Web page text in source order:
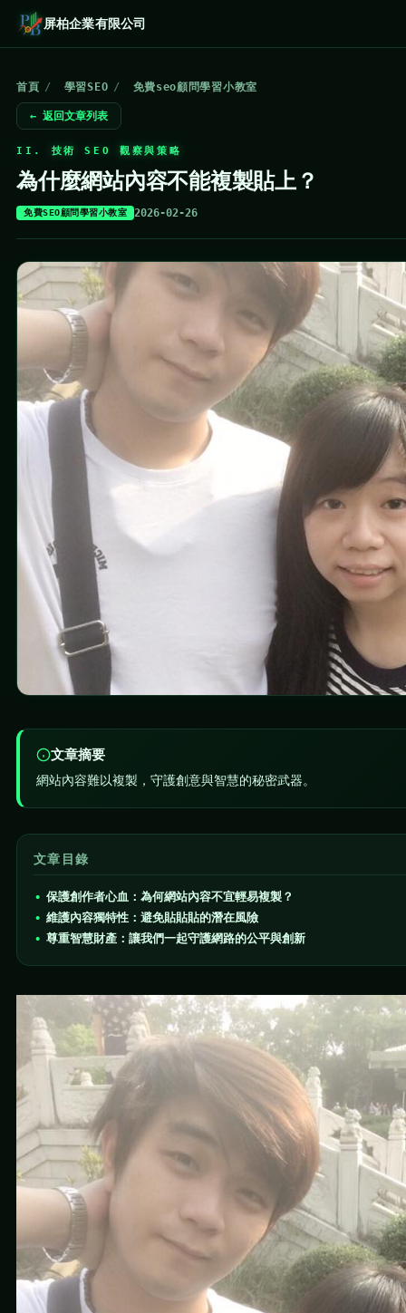
屏柏企業有限公司
首頁 / 學習SEO / 免費seo顧問學習小教室
← 返回文章列表
II. 技術 SEO 觀察與策略
為什麼網站內容不能複製貼上？
免費SEO顧問學習小教室 2026-02-26
文章摘要
網站內容難以複製，守護創意與智慧的秘密武器。
文章目錄
保護創作者心血：為何網站內容不宜輕易複製？
維護內容獨特性：避免貼貼貼的潛在風險
尊重智慧財產：讓我們一起守護網路的公平與創新